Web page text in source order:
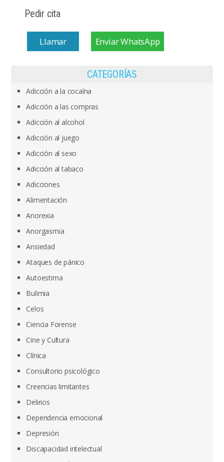
Pedir cita
Llamar Enviar WhatsApp
CATEGORÍAS
Adicción a la cocaína
Adicción a las compras
Adicción al alcohol
Adicción al juego
Adicción al sexo
Adicción al tabaco
Adicciones
Alimentación
Anorexia
Anorgasmia
Ansiedad
Ataques de pánico
Autoestima
Bulimia
Celos
Ciencia Forense
Cine y Cultura
Clínica
Consultorio psicológico
Creencias limitantes
Delirios
Dependencia emocional
Depresión
Discapacidad intelectual